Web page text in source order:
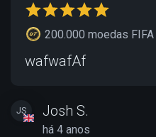
200.000 moedas FIFA
wafwafAf
JS Josh S.
há 4 anos